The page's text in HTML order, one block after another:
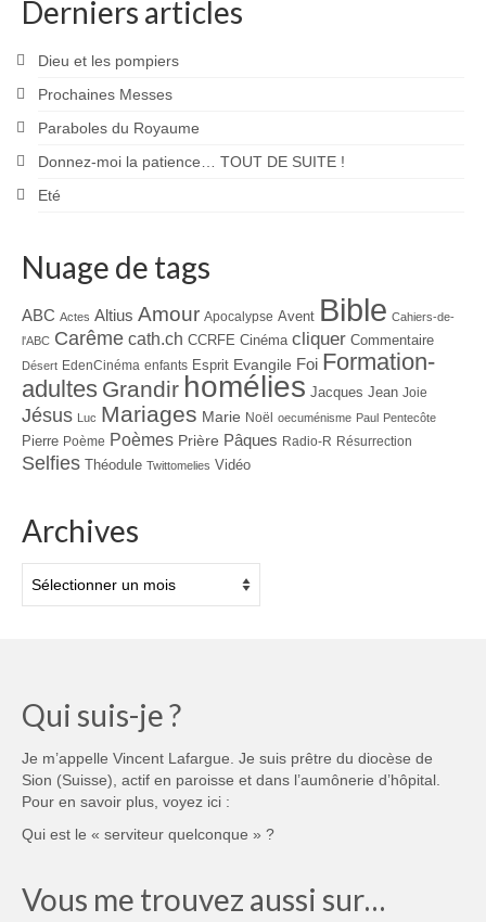
Derniers articles
Dieu et les pompiers
Prochaines Messes
Paraboles du Royaume
Donnez-moi la patience… TOUT DE SUITE !
Eté
Nuage de tags
ABC Actes Altius Amour Apocalypse Avent Bible Cahiers-de-
l'ABC Carême cath.ch CCRFE Cinéma cliquer Commentaire
Désert EdenCinéma enfants Esprit Evangile Foi Formation-
adultes Grandir homélies Jacques Jean Joie
Jésus Luc Mariages Marie Noël oecuménisme Paul Pentecôte
Pierre Poème Poèmes Prière Pâques Radio-R Résurrection
Selfies Théodule Twittomelies Vidéo
Archives
Qui suis-je ?
Je m’appelle Vincent Lafargue. Je suis prêtre du diocèse de
Sion (Suisse), actif en paroisse et dans l’aumônerie d’hôpital.
Pour en savoir plus, voyez ici :
Qui est le « serviteur quelconque » ?
Vous me trouvez aussi sur…